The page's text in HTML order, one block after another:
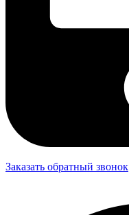
Заказать обратный звонок